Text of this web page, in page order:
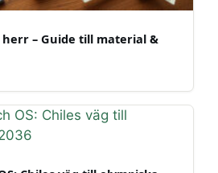
– Guide till material &